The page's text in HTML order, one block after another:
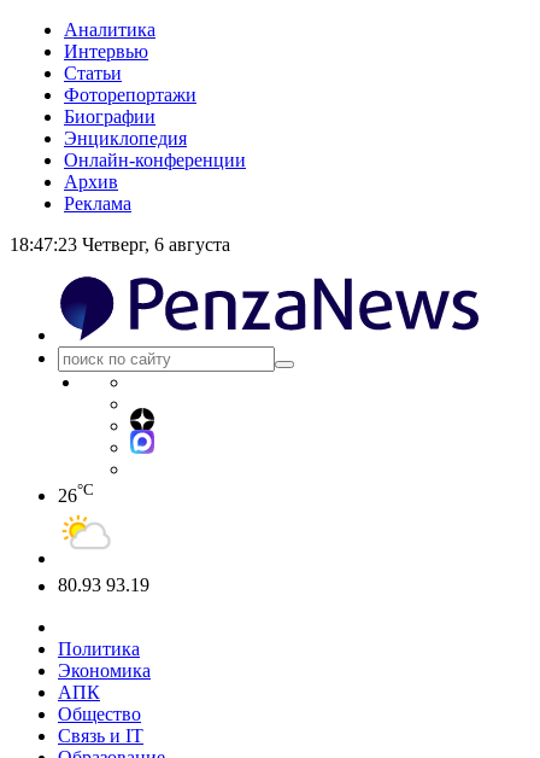
Аналитика
Интервью
Статьи
Фоторепортажи
Биографии
Энциклопедия
Онлайн-конференции
Архив
Реклама
18:47:23 Четверг, 6 августа
26°C
80.93 93.19
Политика
Экономика
АПК
Общество
Связь и IT